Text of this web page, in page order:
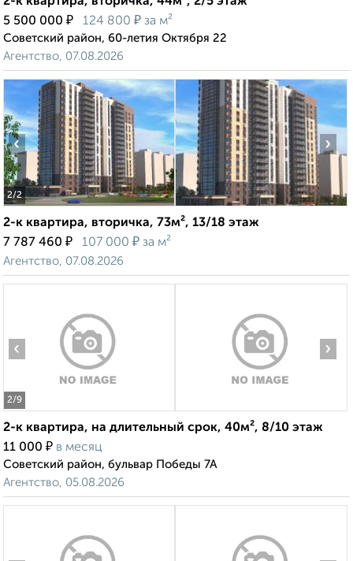
5 500 000 ₽ 124 800 ₽ за м²
Советский район, 60-летия Октября 22
Агентство, 07.08.2026
2/2
‹ ›
2-к квартира, вторичка, 73м², 13/18 этаж
7 787 460 ₽ 107 000 ₽ за м²
Агентство, 07.08.2026
2/9
‹ ›
2-к квартира, на длительный срок, 40м², 8/10 этаж
11 000 ₽ в месяц
Советский район, бульвар Победы 7А
Агентство, 05.08.2026